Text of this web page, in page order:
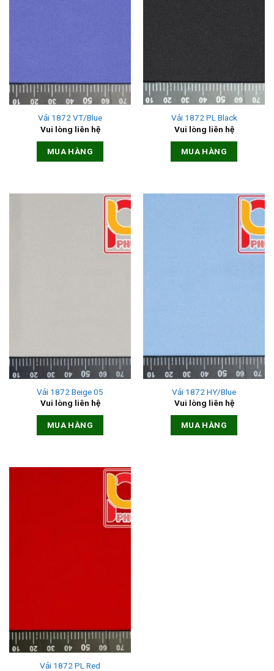
Vải 1872 VT/Blue
Vui lòng liên hệ
MUA HÀNG
Vải 1872 PL Black
Vui lòng liên hệ
MUA HÀNG
Vải 1872 Beige 05
Vui lòng liên hệ
MUA HÀNG
Vải 1872 HY/Blue
Vui lòng liên hệ
MUA HÀNG
Vải 1872 PL Red